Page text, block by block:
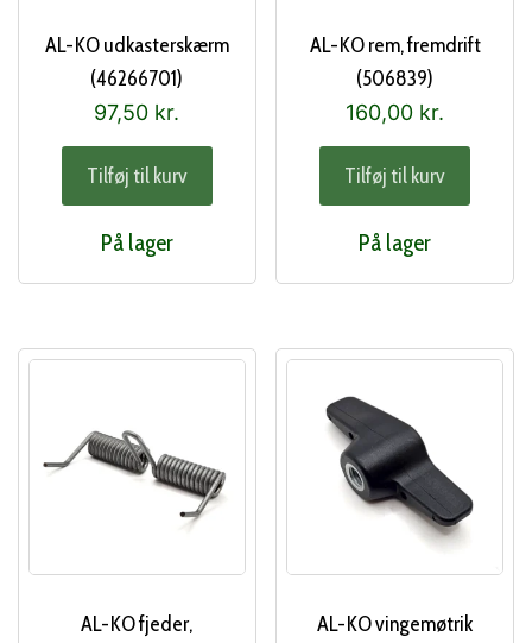
AL-KO udkasterskærm
(46266701)
97,50 kr.
Tilføj til kurv
På lager
AL-KO rem, fremdrift
(506839)
160,00 kr.
Tilføj til kurv
På lager
AL-KO fjeder,
AL-KO vingemøtrik